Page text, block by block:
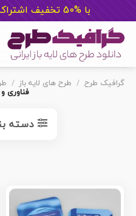
با %50 تخفیف اشتراک بخر
content
گرافیک طرح / طرح های لایه باز /
فناوری
دسته